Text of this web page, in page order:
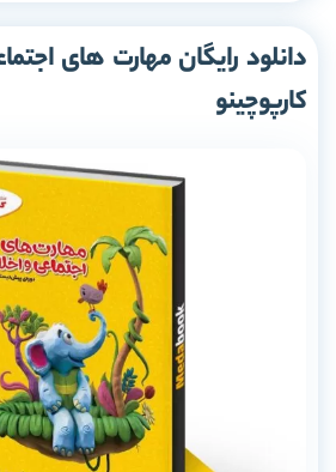
دانلود رایگان مهارت های
کارپوچینو